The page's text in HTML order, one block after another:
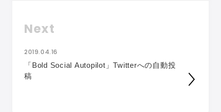
Next
2019.04.16
「Bold Social Autopilot」Twitterへの自動投
稿